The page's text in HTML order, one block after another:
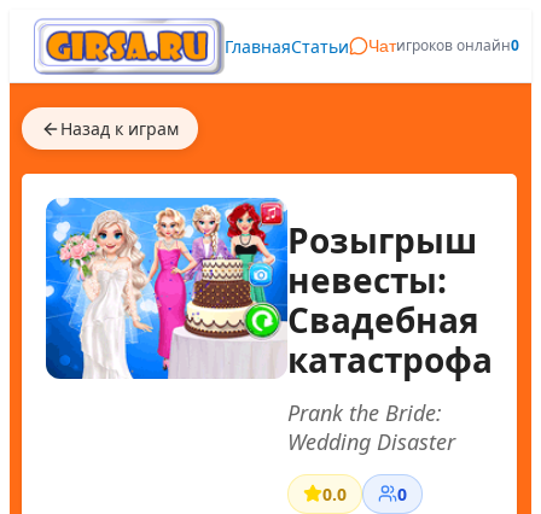
ГлавнаяСтатьи Чатигроков онлайн0
Назад к играм
Розыгрыш
невесты:
Свадебная
катастрофа
Prank the Bride:
Wedding Disaster
0.0 0